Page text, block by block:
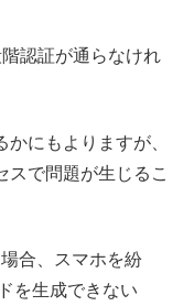
認証が通らなけれ
にもよりますが、
スで問題が生じるこ
合、スマホを紛
を生成できない